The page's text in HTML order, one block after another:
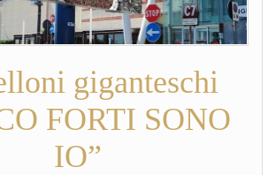
giganteschi
FORTI SONO
IO”